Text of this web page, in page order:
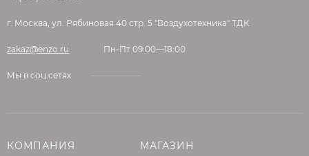
г. Москва, ул. Рябиновая 40 стр. 5 "Воздухотехника" ТДК
zakaz@enzo.ru Пн-Пт 09:00—18:00
Мы в соц.сетях
КОМПАНИЯ МАГАЗИН